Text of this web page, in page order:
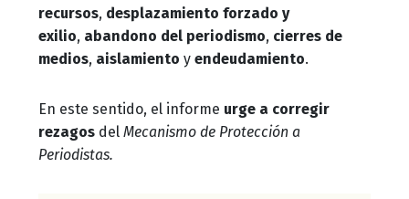
recursos, desplazamiento forzado y
exilio, abandono del periodismo, cierres de
medios, aislamiento y endeudamiento.
En este sentido, el informe urge a corregir
rezagos del Mecanismo de Protección a
Periodistas.